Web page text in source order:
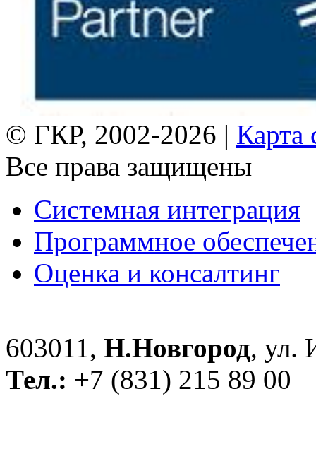
© ГКР, 2002-2026 | Карта
Все права защищены
Системная интеграция
Программное
Оценка и консалтинг
603011, Н.Новгород, ул.
Тел.: +7 (831) 215 89 00